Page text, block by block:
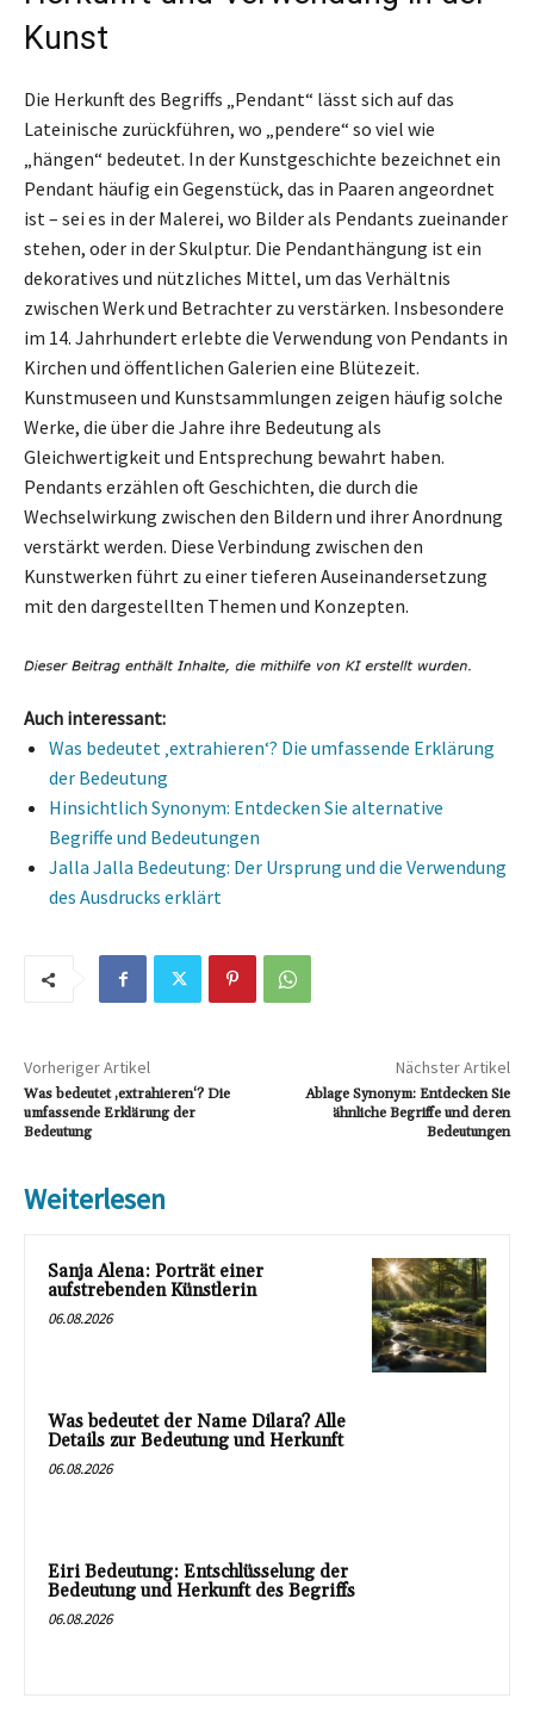
Kunst
Die Herkunft des Begriffs „Pendant“ lässt sich auf das
Lateinische zurückführen, wo „pendere“ so viel wie
„hängen“ bedeutet. In der Kunstgeschichte bezeichnet ein
Pendant häufig ein Gegenstück, das in Paaren angeordnet
ist – sei es in der Malerei, wo Bilder als Pendants zueinander
stehen, oder in der Skulptur. Die Pendanthängung ist ein
dekoratives und nützliches Mittel, um das Verhältnis
zwischen Werk und Betrachter zu verstärken. Insbesondere
im 14. Jahrhundert erlebte die Verwendung von Pendants in
Kirchen und öffentlichen Galerien eine Blütezeit.
Kunstmuseen und Kunstsammlungen zeigen häufig solche
Werke, die über die Jahre ihre Bedeutung als
Gleichwertigkeit und Entsprechung bewahrt haben.
Pendants erzählen oft Geschichten, die durch die
Wechselwirkung zwischen den Bildern und ihrer Anordnung
verstärkt werden. Diese Verbindung zwischen den
Kunstwerken führt zu einer tieferen Auseinandersetzung
mit den dargestellten Themen und Konzepten.
Auch interessant:
Was bedeutet ‚extrahieren‘? Die umfassende Erklärung
der Bedeutung
Hinsichtlich Synonym: Entdecken Sie alternative
Begriffe und Bedeutungen
Jalla Jalla Bedeutung: Der Ursprung und die Verwendung
des Ausdrucks erklärt
Vorheriger Artikel
Was bedeutet ‚extrahieren‘? Die
umfassende Erklärung der
Bedeutung
Nächster Artikel
Ablage Synonym: Entdecken Sie
ähnliche Begriffe und deren
Bedeutungen
Weiterlesen
Sanja Alena: Porträt einer
aufstrebenden Künstlerin
06.08.2026
Was bedeutet der Name Dilara? Alle
Details zur Bedeutung und Herkunft
06.08.2026
Eiri Bedeutung: Entschlüsselung der
Bedeutung und Herkunft des Begriffs
06.08.2026